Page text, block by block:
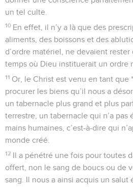
un tel culte.
10 En effet, il n’y a là que des
aliments, des boissons et des
d’ordre matériel, ne devaient rester
temps où Dieu instituerait un ordre
11 Or, le Christ est venu en tant que
procurer les biens qu’il nous a
un tabernacle plus grand et plus
terrestre, un tabernacle qui n’a pas
mains humaines, c’est-à-dire qui
monde créé.
12 Il a pénétré une fois pour toutes
offert, non le sang de boucs ou de
sang. Il nous a ainsi acquis un salut